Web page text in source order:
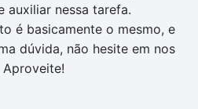
auxiliar nessa tarefa.
é basicamente o mesmo, e
dúvida, não hesite em nos
Aproveite!